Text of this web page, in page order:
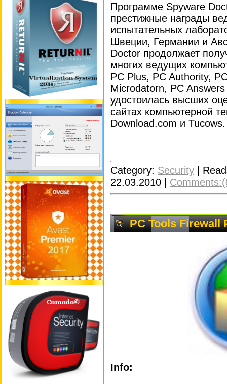
Программе Spyware
престижные награды
испытательных
Швеции, Германии и
Doctor продолжает
многих ведущих
PC Plus, PC Authority,
Microdatorn, PC
удостоилась высших
сайтах компьютерной
Download.com и Tucows.
Category: Security
22.03.2010
PC Tools Firewall
Info: